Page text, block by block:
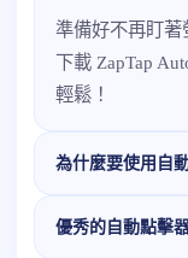
準備好不再盯著
下載 ZapTap
輕鬆！
為什麼要使用自
優秀的自動點擊